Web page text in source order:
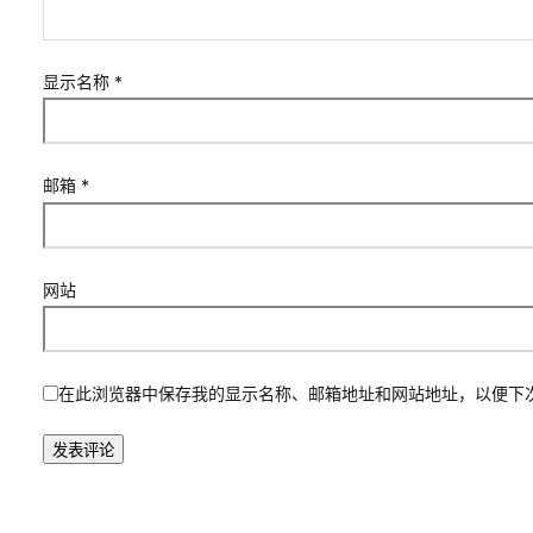
显示名称 *
邮箱 *
网站
在此浏览器中保存我的显示名称、邮箱地址和网站地址，以便下